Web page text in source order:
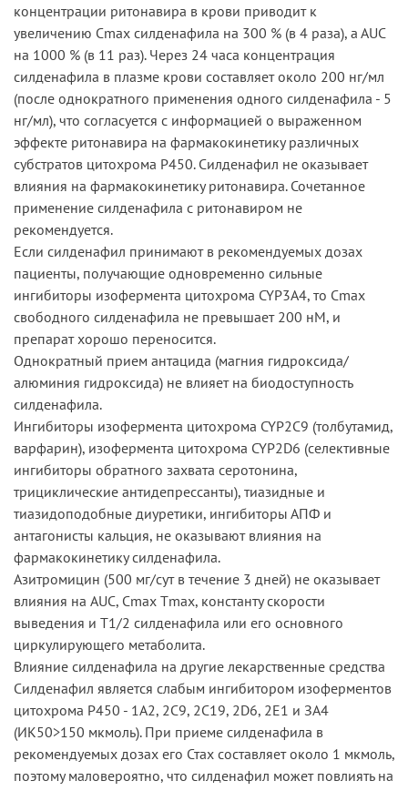
концентрации ритонавира в крови приводит к
увеличению Сmах силденафила на 300 % (в 4 раза), a AUC
на 1000 % (в 11 раз). Через 24 часа концентрация
силденафила в плазме крови составляет около 200 нг/мл
(после однократного применения одного силденафила - 5
нг/мл), что согласуется с информацией о выраженном
эффекте ритонавира на фармакокинетику различных
субстратов цитохрома Р450. Силденафил не оказывает
влияния на фармакокинетику ритонавира. Сочетанное
применение силденафила с ритонавиром не
рекомендуется.
Если силденафил принимают в рекомендуемых дозах
пациенты, получающие одновременно сильные
ингибиторы изофермента цитохрома CYP3A4, то Сmах
свободного силденафила не превышает 200 нМ, и
препарат хорошо переносится.
Однократный прием антацида (магния гидроксида/
алюминия гидроксида) не влияет на биодоступность
силденафила.
Ингибиторы изофермента цитохрома CYP2C9 (толбутамид,
варфарин), изофермента цитохрома CYP2D6 (селективные
ингибиторы обратного захвата серотонина,
трициклические антидепрессанты), тиазидные и
тиазидоподобные диуретики, ингибиторы АПФ и
антагонисты кальция, не оказывают влияния на
фармакокинетику силденафила.
Азитромицин (500 мг/сут в течение 3 дней) не оказывает
влияния на AUC, Сmax Тmах, константу скорости
выведения и Т1/2 силденафила или его основного
циркулирующего метаболита.
Влияние силденафила на другие лекарственные средства
Силденафил является слабым ингибитором изоферментов
цитохрома Р450 - 1А2, 2С9, 2С19, 2D6, 2Е1 и ЗА4
(ИК50>150 мкмоль). При приеме силденафила в
рекомендуемых дозах его Стах составляет около 1 мкмоль,
поэтому маловероятно, что силденафил может повлиять на